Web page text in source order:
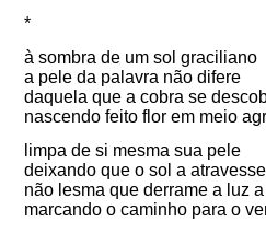
*
à sombra de um sol graciliano
a pele da palavra não difere
daquela que a cobra se
nascendo feito flor em meio
limpa de si mesma sua pele
deixando que o sol a atravesse
não lesma que derrame a luz
marcando o caminho para o